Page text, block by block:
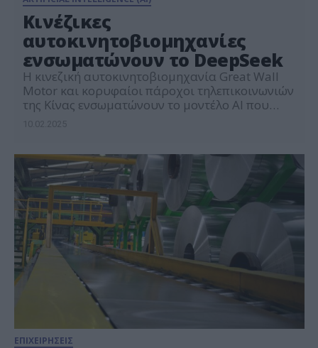
Κινέζικες
αυτοκινητοβιομηχανίες
ενσωματώνουν το DeepSeek
Η κινεζική αυτοκινητοβιομηχανία Great Wall
Motor και κορυφαίοι πάροχοι τηλεπικοινωνιών
της Κίνας ενσωματώνουν το μοντέλο AI που
έδρα το Hebei -η πρώτη εισηγμένη στο
χρηματιστήριο αυτοκινητοβιομηχανία της
Κίνας- επιβεβαίωσε στο Reuters ότι έχει
ενσωματώσει το […]
ΕΠΙΧΕΙΡΗΣΕΙΣ